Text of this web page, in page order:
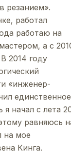
резанием».
работал
работаю на
а с
2014 году
«инженер-
единственное
начал с лета
равняюсь
на мое
Кинга.